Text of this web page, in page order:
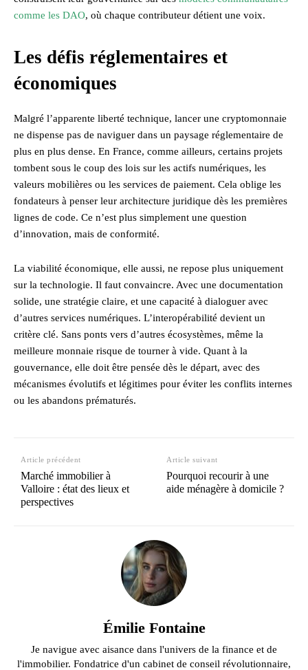
comme les DAO, où chaque contributeur détient une voix.
Les défis réglementaires et
économiques
Malgré l’apparente liberté technique, lancer une cryptomonnaie
ne dispense pas de naviguer dans un paysage réglementaire de
plus en plus dense. En France, comme ailleurs, certains projets
tombent sous le coup des lois sur les actifs numériques, les
valeurs mobilières ou les services de paiement. Cela oblige les
fondateurs à penser leur architecture juridique dès les premières
lignes de code. Ce n’est plus simplement une question
d’innovation, mais de conformité.
La viabilité économique, elle aussi, ne repose plus uniquement
sur la technologie. Il faut convaincre. Avec une documentation
solide, une stratégie claire, et une capacité à dialoguer avec
d’autres services numériques. L’interopérabilité devient un
critère clé. Sans ponts vers d’autres écosystèmes, même la
meilleure monnaie risque de tourner à vide. Quant à la
gouvernance, elle doit être pensée dès le départ, avec des
mécanismes évolutifs et légitimes pour éviter les conflits internes
ou les abandons prématurés.
Article précédent
Marché immobilier à
Valloire : état des lieux et
perspectives
Article suivant
Pourquoi recourir à une
aide ménagère à domicile ?
Émilie Fontaine
Je navigue avec aisance dans l'univers de la finance et de
l'immobilier. Fondatrice d'un cabinet de conseil révolutionnaire,